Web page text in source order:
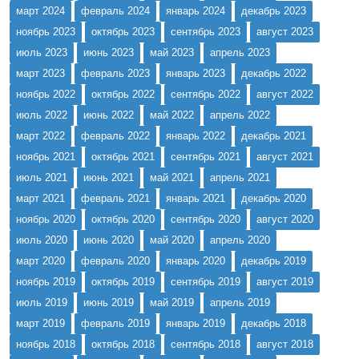
март 2024 февраль 2024 январь 2024
декабрь 2023
ноябрь 2023
октябрь 2023 сентябрь 2023
август 2023
июль 2023
июнь 2023 май 2023
апрель 2023
март 2023
февраль 2023 январь 2023
декабрь 2022
ноябрь 2022
октябрь 2022 сентябрь 2022
август 2022
июль 2022
июнь 2022 май 2022
апрель 2022
март 2022
февраль 2022 январь 2022
декабрь 2021
ноябрь 2021
октябрь 2021 сентябрь 2021
август 2021
июль 2021
июнь 2021 май 2021
апрель 2021
март 2021
февраль 2021 январь 2021
декабрь 2020
ноябрь 2020
октябрь 2020 сентябрь 2020
август 2020
июль 2020
июнь 2020 май 2020
апрель 2020
март 2020
февраль 2020 январь 2020
декабрь 2019
ноябрь 2019
октябрь 2019 сентябрь 2019
август 2019
июль 2019
июнь 2019 май 2019
апрель 2019
март 2019
февраль 2019 январь 2019
декабрь 2018
ноябрь 2018
октябрь 2018 сентябрь 2018 август 2018